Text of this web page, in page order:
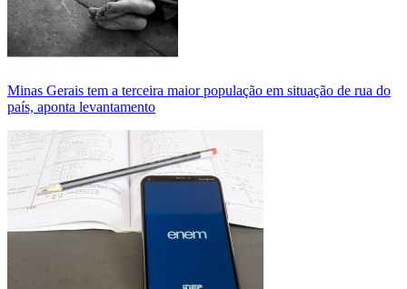
Minas Gerais tem a terceira maior população em situação de rua do
país, aponta levantamento